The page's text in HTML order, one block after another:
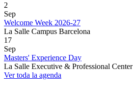
2
Sep
Welcome Week 2026-27
La Salle Campus Barcelona
17
Sep
Masters' Experience Day
La Salle Executive & Professional Center
Ver toda la agenda